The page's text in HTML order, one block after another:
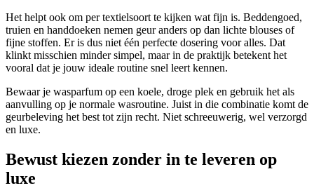
Het helpt ook om per textielsoort te kijken wat fijn is. Beddengoed,
truien en handdoeken nemen geur anders op dan lichte blouses of
fijne stoffen. Er is dus niet één perfecte dosering voor alles. Dat
klinkt misschien minder simpel, maar in de praktijk betekent het
vooral dat je jouw ideale routine snel leert kennen.
Bewaar je wasparfum op een koele, droge plek en gebruik het als
aanvulling op je normale wasroutine. Juist in die combinatie komt de
geurbeleving het best tot zijn recht. Niet schreeuwerig, wel verzorgd
en luxe.
Bewust kiezen zonder in te leveren op
luxe